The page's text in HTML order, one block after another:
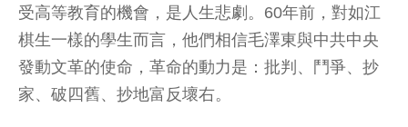
受高等教育的機會，是人生悲劇。60年前，對如江
棋生一樣的學生而言，他們相信毛澤東與中共中央
發動文革的使命，革命的動力是：批判、鬥爭、抄
家、破四舊、抄地富反壞右。